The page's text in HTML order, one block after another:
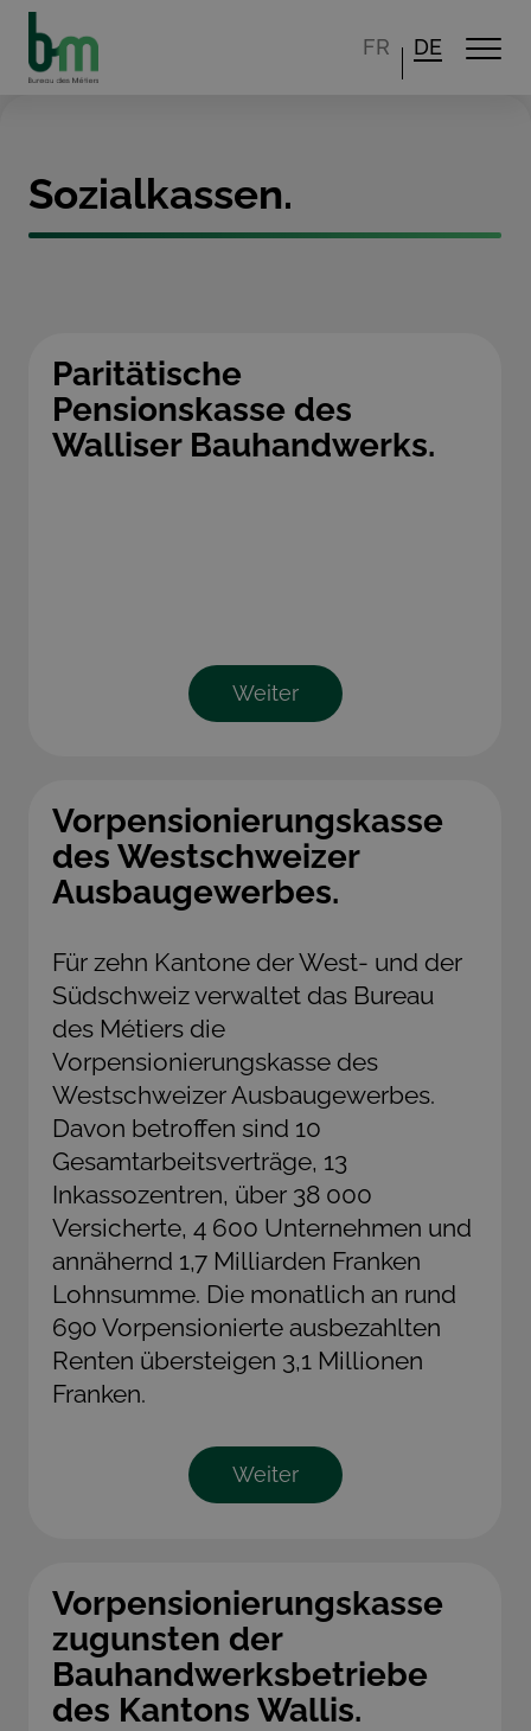
FR DE
Sozialkassen.
Paritätische
Pensionskasse des
Walliser Bauhandwerks.
Weiter
Vorpensionierungskasse
des Westschweizer
Ausbaugewerbes.
Für zehn Kantone der West- und der
Südschweiz verwaltet das Bureau
des Métiers die
Vorpensionierungskasse des
Westschweizer Ausbaugewerbes.
Davon betroffen sind 10
Gesamtarbeitsverträge, 13
Inkassozentren, über 38 000
Versicherte, 4 600 Unternehmen und
annähernd 1,7 Milliarden Franken
Lohnsumme. Die monatlich an rund
690 Vorpensionierte ausbezahlten
Renten übersteigen 3,1 Millionen
Franken.
Weiter
Vorpensionierungskasse
zugunsten der
Bauhandwerksbetriebe
des Kantons Wallis.